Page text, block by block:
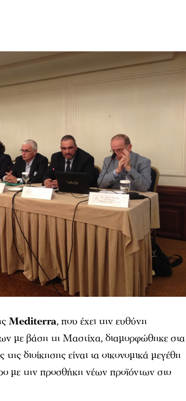
Mediterra, που έχει την ευθύνη
με βάση τη Μαστίχα, διαμορφώθηκε στα
διοίκησης είναι τα οικονομικά μεγέθη
με την προσθήκη νέων προϊόντων στο